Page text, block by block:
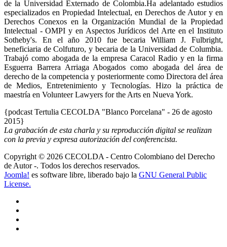
de la Universidad Externado de Colombia.Ha adelantado estudios
especializados en Propiedad Intelectual, en Derechos de Autor y en
Derechos Conexos en la Organización Mundial de la Propiedad
Intelectual - OMPI y en Aspectos Jurídicos del Arte en el Instituto
Sotheby's. En el año 2010 fue becaria William J. Fulbright,
beneficiaria de Colfuturo, y becaria de la Universidad de Columbia.
Trabajó como abogada de la empresa Caracol Radio y en la firma
Esguerra Barrera Arriaga Abogados como abogada del área de
derecho de la competencia y posteriormente como Directora del área
de Medios, Entretenimiento y Tecnologías. Hizo la práctica de
maestría en Volunteer Lawyers for the Arts en Nueva York.
{podcast Tertulia CECOLDA "Blanco Porcelana" - 26 de agosto
2015}
La grabación de esta charla y su reproducción digital se realizan
con la previa y expresa autorización del conferencista.
Copyright © 2026 CECOLDA - Centro Colombiano del Derecho
de Autor -. Todos los derechos reservados.
Joomla! es software libre, liberado bajo la GNU General Public
License.